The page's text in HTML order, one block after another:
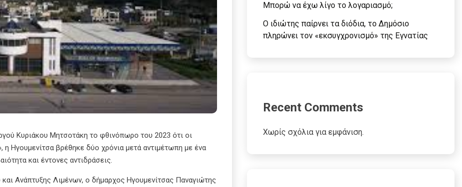
Κυριάκου Μητσοτάκη το φθινόπωρο του 2023 ότι οι
η Ηγουμενίτσα βρέθηκε δύο χρόνια μετά αντιμέτωπη με ένα
και έντονες αντιδράσεις.
Ανάπτυξης Λιμένων, ο δήμαρχος Ηγουμενίτσας Παναγιώτης
Μπορώ να έχω λίγο το λογαριασμό;
Ο ιδιώτης παίρνει τα διόδια, το Δημόσιο
πληρώνει τον «εκσυγχρονισμό» της Εγνατίας
Recent Comments
Χωρίς σχόλια για εμφάνιση.